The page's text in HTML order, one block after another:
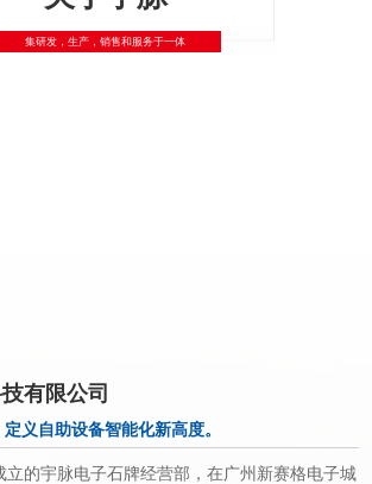
有限公司
义自助设备智能化新高度。
立的宇脉电子石牌经营部，在广州新赛格电子城